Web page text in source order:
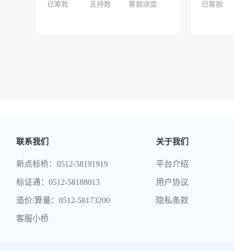
已筹款
支持数
筹款进度
已筹款
联系我们
新点标桥：0512-58191919
标证通：0512-58188013
造价/算量：0512-58173200
客服小桥
关于我们
平台介绍
用户协议
隐私条款